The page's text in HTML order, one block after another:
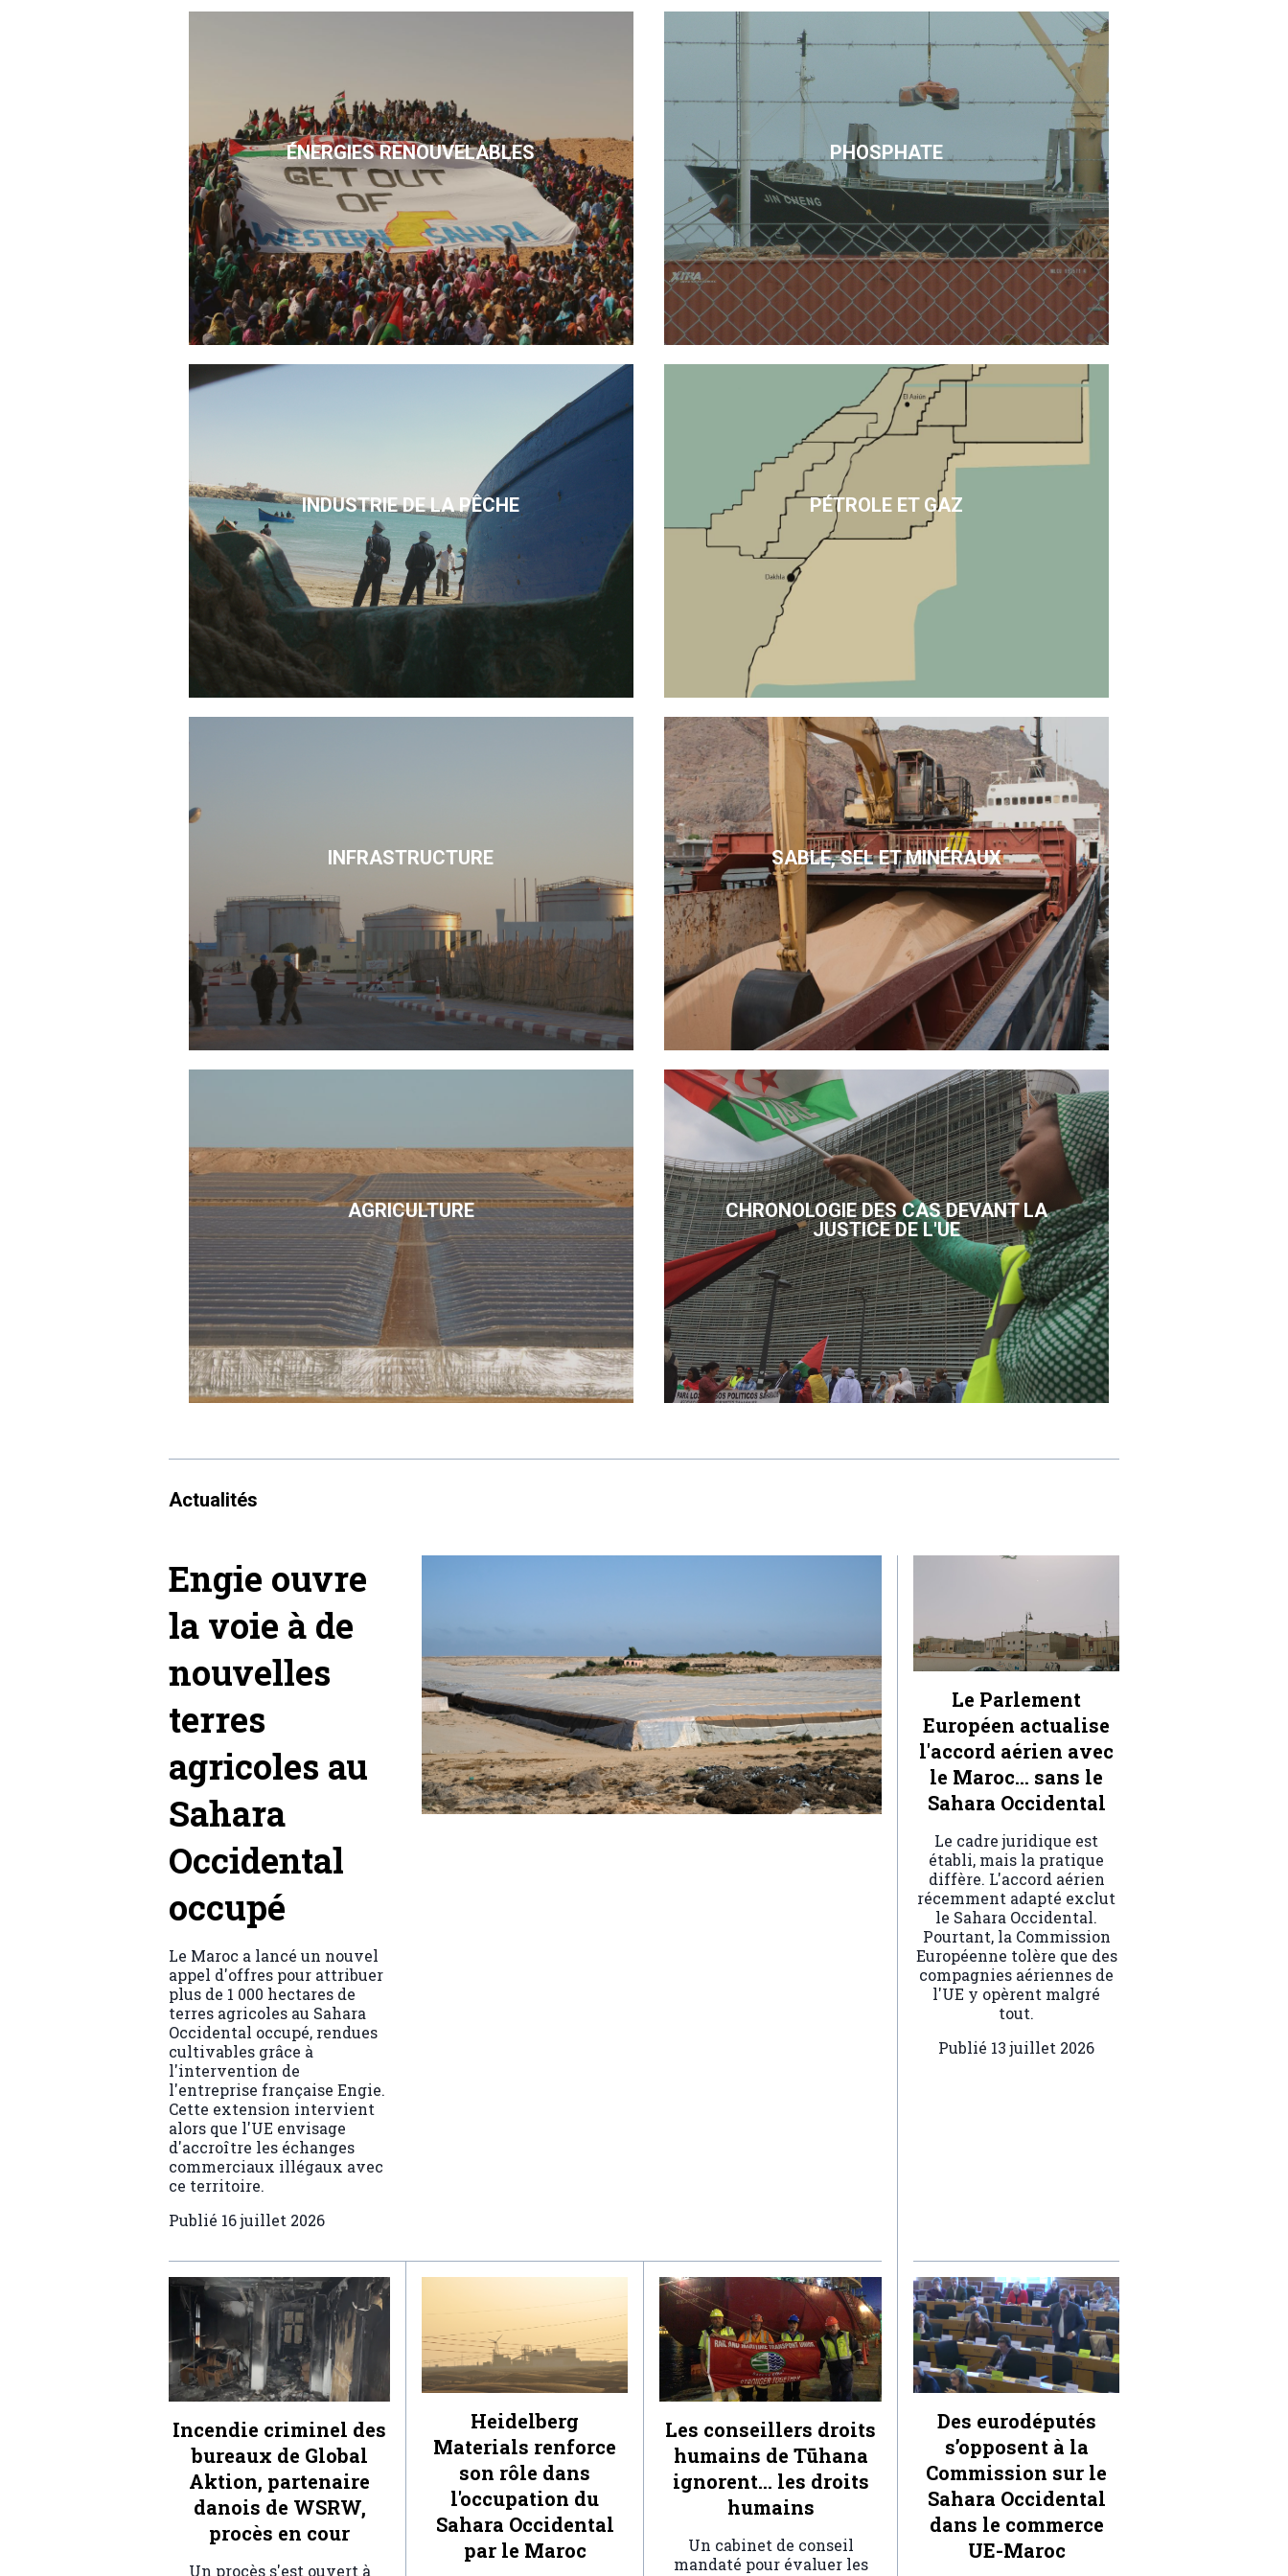
ÉNERGIES RENOUVELABLES PHOSPHATE
INDUSTRIE DE LA PÊCHE PÉTROLE ET GAZ
INFRASTRUCTURE SABLE, SEL ET MINÉRAUX
AGRICULTURE
CHRONOLOGIE DES CAS DEVANT LA
JUSTICE DE L'UE
Actualités
Engie ouvre
la voie à de
nouvelles
terres
agricoles au
Sahara
Occidental
occupé
Le Maroc a lancé un nouvel
appel d'offres pour attribuer
plus de 1 000 hectares de
terres agricoles au Sahara
Occidental occupé, rendues
cultivables grâce à
l'intervention de
l'entreprise française Engie.
Cette extension intervient
alors que l'UE envisage
d'accroître les échanges
commerciaux illégaux avec
ce territoire.
Publié 16 juillet 2026
Le Parlement
Européen actualise
l'accord aérien avec
le Maroc… sans le
Sahara Occidental
Le cadre juridique est
établi, mais la pratique
diffère. L'accord aérien
récemment adapté exclut
le Sahara Occidental.
Pourtant, la Commission
Européenne tolère que des
compagnies aériennes de
l'UE y opèrent malgré
tout.
Publié 13 juillet 2026
Incendie criminel des
bureaux de Global
Aktion, partenaire
danois de WSRW,
procès en cour
Un procès s'est ouvert à
Heidelberg
Materials renforce
son rôle dans
l'occupation du
Sahara Occidental
par le Maroc
Les conseillers droits
humains de Tūhana
ignorent… les droits
humains
Un cabinet de conseil
mandaté pour évaluer les
Des eurodéputés
s’opposent à la
Commission sur le
Sahara Occidental
dans le commerce
UE-Maroc